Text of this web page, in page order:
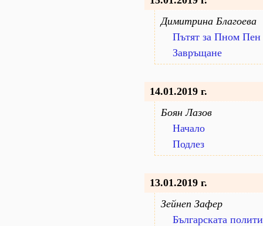
Димитрина Благоева
Пътят за Пном Пен
Завръщане
14.01.2019 г.
Боян Лазов
Начало
Подлез
13.01.2019 г.
Зейнеп Зафер
Българската